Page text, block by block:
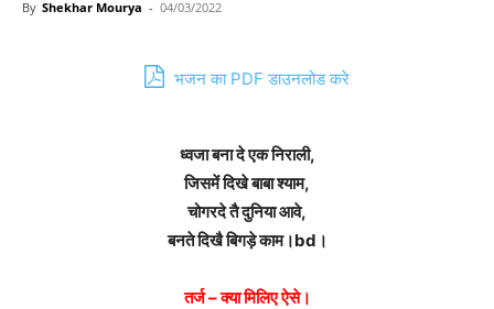
By Shekhar Mourya - 04/03/2022
भजन का PDF डाउनलोड करे
ध्वजा बना दे एक निराली,
जिसमें दिखे बाबा श्याम,
चोगरदे तै दुनिया आवे,
बनते दिखै बिगड़े काम।bd।
तर्ज – क्या मिलिए ऐसे।